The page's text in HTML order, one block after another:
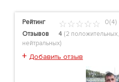
Рейтинг
0(4)
Отзывов
4 (2 положительных,
нейтральных)
+ Добавить отзыв